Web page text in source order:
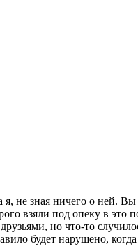
не зная ничего о ней.
взяли под опеку в это
но что-то
будет нарушено,